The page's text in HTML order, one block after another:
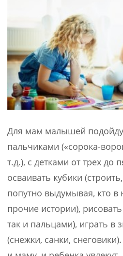
Для мам малышей
пальчиками («сорока-
т.д.), с детками от трех до
осваивать кубики
попутно выдумывая, кто
прочие истории),
так и пальцами), играть в
(снежки, санки,